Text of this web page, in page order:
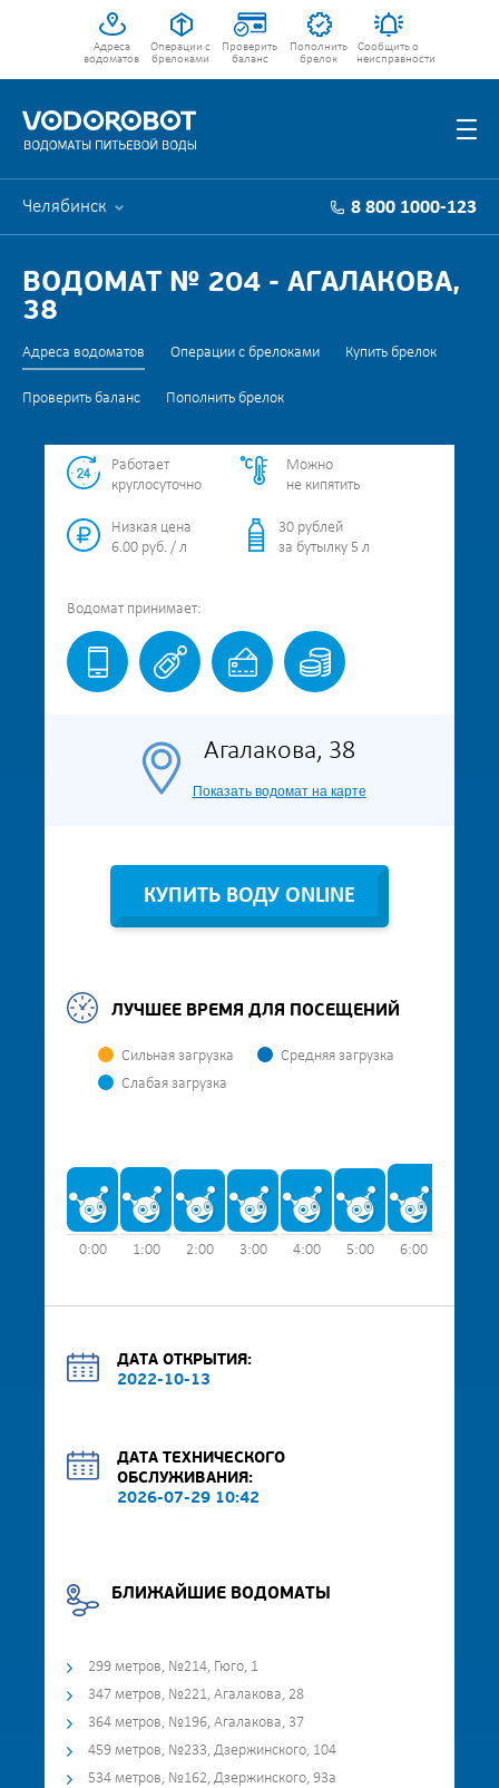
Адреса
водоматов
Операции с
брелоками
Проверить
баланс
Пополнить
брелок
Сообщить о
неисправности
Челябинск 8 800 1000-123
ВОДОМАТ № 204 - АГАЛАКОВА,
38
Адреса водоматов Операции с брелоками Купить брелок
Проверить баланс Пополнить брелок
Работает
круглосуточно
Можно
не кипятить
Низкая цена
6.00 руб. / л
30 рублей
за бутылку 5 л
Водомат принимает:
Агалакова, 38
Показать водомат на карте
КУПИТЬ ВОДУ ONLINE
ЛУЧШЕЕ ВРЕМЯ ДЛЯ ПОСЕЩЕНИЙ
Сильная загрузка
Средняя загрузка
Слабая загрузка
0:00 1:00 2:00 3:00 4:00 5:00 6:00
ДАТА ОТКРЫТИЯ:
2022-10-13
ДАТА ТЕХНИЧЕСКОГО
ОБСЛУЖИВАНИЯ:
2026-07-29 10:42
БЛИЖАЙШИЕ ВОДОМАТЫ
299 метров, №214, Гюго, 1
347 метров, №221, Агалакова, 28
364 метров, №196, Агалакова, 37
459 метров, №233, Дзержинского, 104
534 метров, №162, Дзержинского, 93а